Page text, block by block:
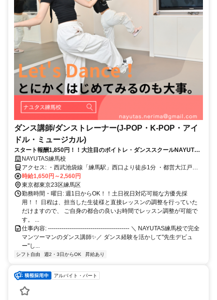
ダンス講師/ダンストレーナー(J-POP・K-POP・アイ
ドル・ミュージカル)
スタート報酬1,850円！！大注目のボイトレ・ダンススクールNAYUTAS
練馬校が２階増床に伴いダンストレーナー再募集！！
NAYUTAS練馬校
アクセス: ・西武池袋線「練馬駅」西口より徒歩1分 ・都営大江戸線
「練馬駅」Ａ２より徒歩3分
時給1,650円～2,560円
東京都東京23区練馬区
勤務時間・曜日: 週1日からOK！！土日祝日対応可能な方優先採
用！！ 日程は、担当した生徒様と直接レッスンの調整を行っていた
だけますので、 ご自身の都合の良いお時間でレッスン調整が可能で
す。 ...
仕事内容: ------------------------------------------ ＼ NAYUTAS練馬校で完全
マンツーマンのダンス講師✨／ ダンス経験を活かして"先生デビュ
ー"し...
シフト自由 週2・3日からOK 昇給あり
アルバイト・パート